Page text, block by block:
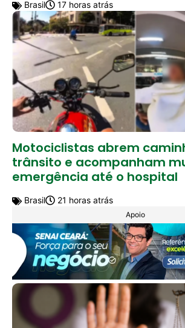
Brasil 17 horas atrás
Motociclistas abrem
trânsito e acompanham
emergência até o hospital
Brasil 21 horas atrás
Apoio